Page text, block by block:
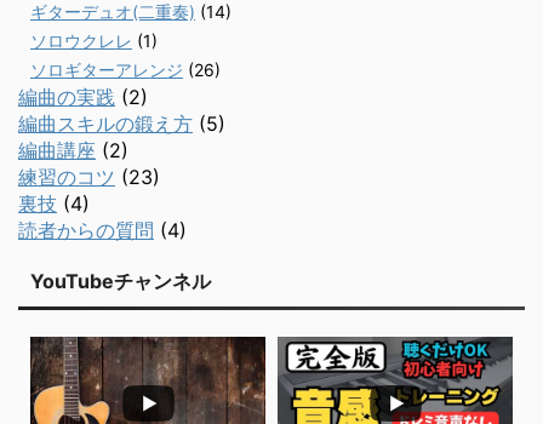
ギターデュオ(二重奏) (14)
ソロウクレレ (1)
ソロギターアレンジ (26)
編曲の実践 (2)
編曲スキルの鍛え方 (5)
編曲講座 (2)
練習のコツ (23)
裏技 (4)
読者からの質問 (4)
YouTubeチャンネル